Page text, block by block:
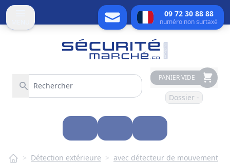
09 72 30 88 88
numéro non surtaxé
PANIER VIDE
Dossier -
> Détection extérieure > avec détecteur de mouvement